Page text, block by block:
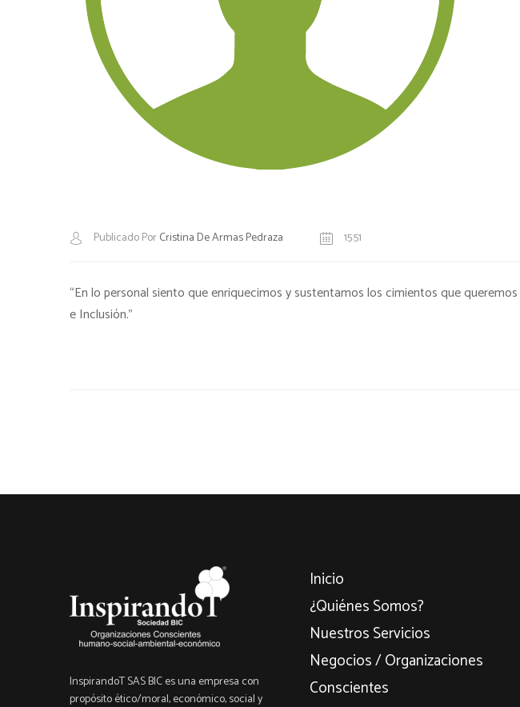
Publicado PorCristina De Armas Pedraza 15:51
“En lo personal siento que enriquecimos y sustentamos los cimientos que
e Inclusión.”
InspirandoT SAS BIC es una empresa con
propósito ético/moral, económico, social y
Inicio
¿Quiénes Somos?
Nuestros Servicios
Negocios / Organizaciones
Conscientes